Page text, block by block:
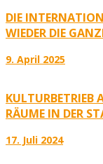
DIE
WIEDER DIE
9. April 2025
KULTURBETRIEB
RÄUME IN DER
17. Juli 2024